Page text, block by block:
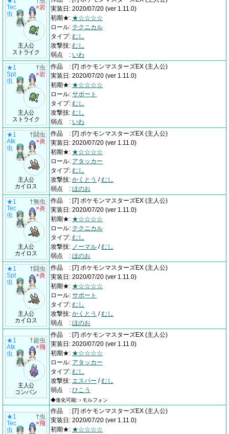
Tec
虫
主人公
ストライク
×岩
実装日 : 2020/07/20 (ver 1.11.0)
初期★: ★☆☆☆☆
ロール: テクニカル
タイプ: むし
攻撃技: むし
弱点
: いわ
★1
Spt
虫
主人公
ストライク
†虫
×岩
作品 : [7] ポケモンマスターズEX (主人公)
実装日 : 2020/07/20 (ver 1.11.0)
初期★: ★☆☆☆☆
ロール: サポート
タイプ: むし
攻撃技: むし
弱点
: いわ
★1
Atk
虫
主人公
カイロス
†闘虫
×炎
作品 : [7] ポケモンマスターズEX (主人公)
実装日 : 2020/07/20 (ver 1.11.0)
初期★: ★☆☆☆☆
ロール: アタッカー
タイプ: むし
攻撃技: かくとう /むし
弱点
: ほのお
★1
Tec
虫
主人公
カイロス
†無虫
×炎
作品 : [7] ポケモンマスターズEX (主人公)
実装日 : 2020/07/20 (ver 1.11.0)
初期★: ★☆☆☆☆
ロール: テクニカル
タイプ: むし
攻撃技: ノーマル /むし
弱点
: ほのお
★1
Spt
虫
主人公
カイロス
†闘虫
×炎
作品 : [7] ポケモンマスターズEX (主人公)
実装日 : 2020/07/20 (ver 1.11.0)
初期★: ★☆☆☆☆
ロール: サポート
タイプ: むし
攻撃技: かくとう /むし
弱点
: ほのお
★1
Atk
虫
主人公
コンパン
†超虫
×飛
作品 : [7] ポケモンマスターズEX (主人公)
実装日 : 2020/07/20 (ver 1.11.0)
初期★: ★☆☆☆☆
ロール: アタッカー
タイプ: むし
攻撃技: エスパー /むし
弱点
: ひこう
◆進化可能: › モルフォン
★1
Tec
虫
†虫
×飛
作品 : [7] ポケモンマスターズEX (主人公)
実装日 : 2020/07/20 (ver 1.11.0)
初期★: ★☆☆☆☆